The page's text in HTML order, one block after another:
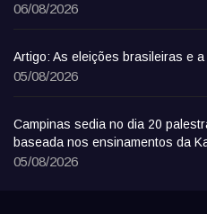
06/08/2026
Artigo: As eleições brasileiras e
05/08/2026
Campinas sedia no dia 20
baseada nos ensinamentos da
05/08/2026